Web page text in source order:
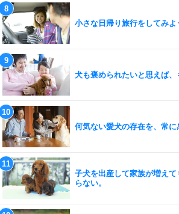
小さな日帰り旅行をしてみよ
犬も褒められたいと思えば、
何気ない愛犬の存在を、常に
子犬を出産して家族が増え
らない。